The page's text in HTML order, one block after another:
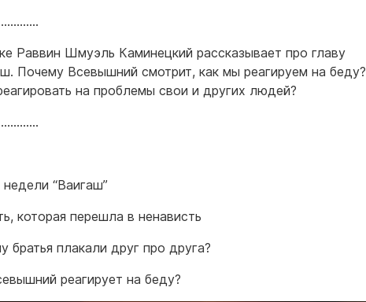
Раввин Шмуэль Каминецкий рассказывает про главу
Почему Всевышний смотрит, как мы реагируем на беду?
на проблемы свои и других людей?
“Ваигаш”
которая перешла в ненависть
братья плакали друг про друга?
реагирует на беду?